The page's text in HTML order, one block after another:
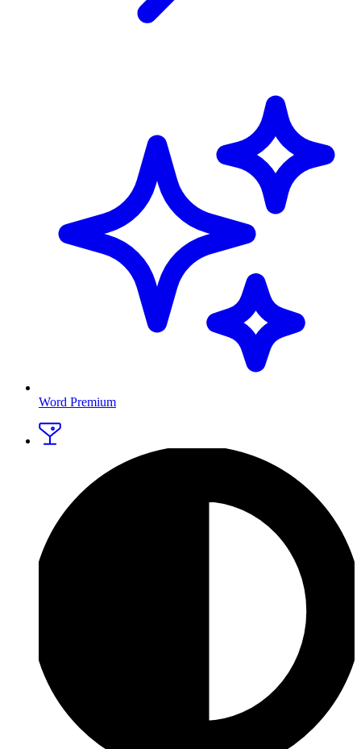
Word Premium